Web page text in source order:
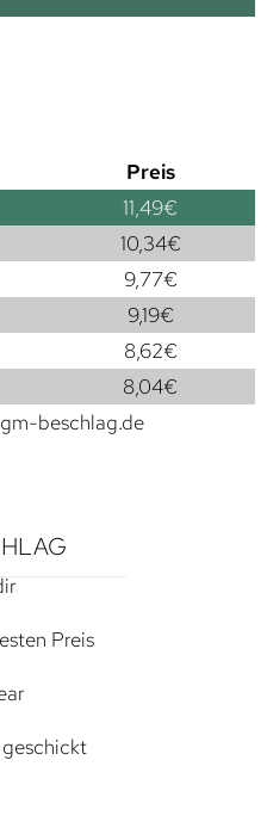
Preis
11,49€
10,34€
9,77€
9,19€
8,62€
8,04€
beschlag.de
Preis